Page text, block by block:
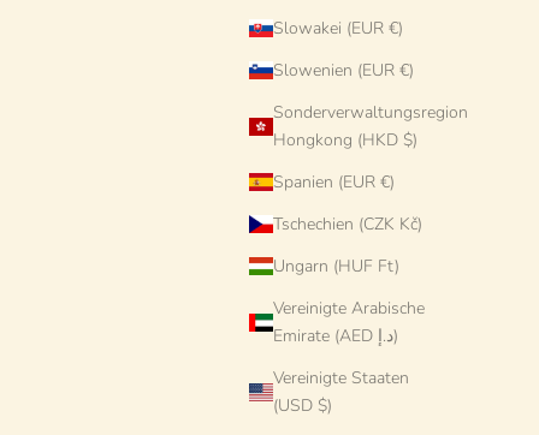
Slowakei (EUR €)
Slowenien (EUR €)
Sonderverwaltungsregion
Hongkong (HKD $)
Spanien (EUR €)
Tschechien (CZK Kč)
Ungarn (HUF Ft)
Vereinigte Arabische
Emirate (AED د.إ)
Vereinigte Staaten
(USD $)